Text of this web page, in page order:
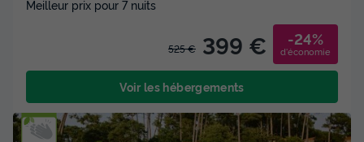
Meilleur prix pour 7 nuits
525 € 399 € -24%
d'économie
Voir les hébergements